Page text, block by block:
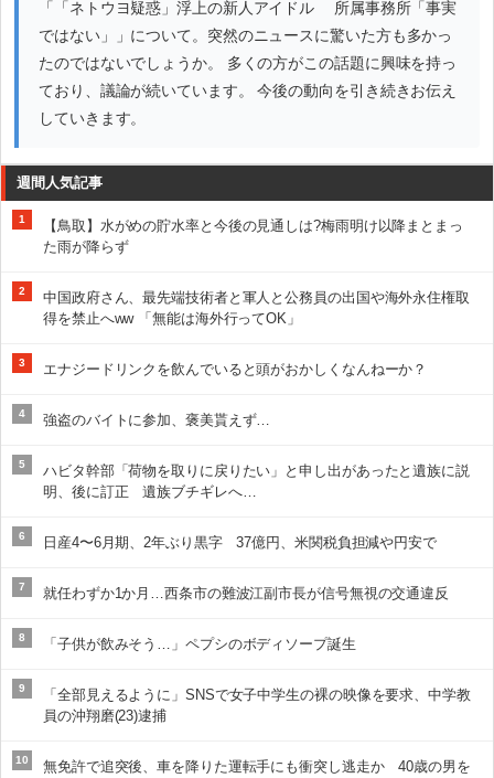
「「ネトウヨ疑惑」浮上の新人アイドル 所属事務所「事実
ではない」」について。突然のニュースに驚いた方も多かっ
たのではないでしょうか。 多くの方がこの話題に興味を持っ
ており、議論が続いています。 今後の動向を引き続きお伝え
していきます。
週間人気記事
1
【鳥取】水がめの貯水率と今後の見通しは?梅雨明け以降まとまっ
た雨が降らず
2
中国政府さん、最先端技術者と軍人と公務員の出国や海外永住権取
得を禁止へww 「無能は海外行ってOK」
3 エナジードリンクを飲んでいると頭がおかしくなんねーか？
4 強盗のバイトに参加、褒美貰えず…
5
ハビタ幹部「荷物を取りに戻りたい」と申し出があったと遺族に説
明、後に訂正 遺族ブチギレへ…
6 日産4〜6月期、2年ぶり黒字 37億円、米関税負担減や円安で
7 就任わずか1か月…西条市の難波江副市長が信号無視の交通違反
8 「子供が飲みそう…」ペプシのボディソープ誕生
9
「全部見えるように」SNSで女子中学生の裸の映像を要求、中学教
員の沖翔磨(23)逮捕
10
無免許で追突後、車を降りた運転手にも衝突し逃走か 40歳の男を